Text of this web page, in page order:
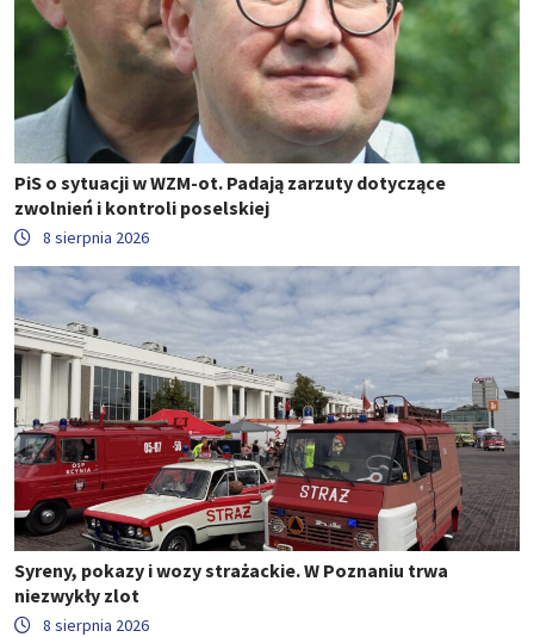
PiS o sytuacji w WZM-ot. Padają zarzuty dotyczące
zwolnień i kontroli poselskiej
8 sierpnia 2026
Syreny, pokazy i wozy strażackie. W Poznaniu trwa
niezwykły zlot
8 sierpnia 2026